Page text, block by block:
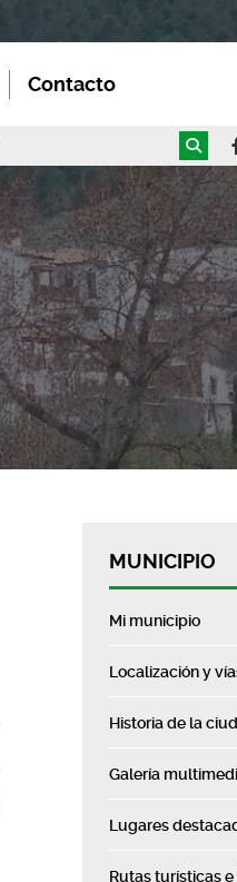
Contacto
MUNICIPIO
Mi municipio
Localización y
Historia de la
Galería
Lugares
Rutas turísticas